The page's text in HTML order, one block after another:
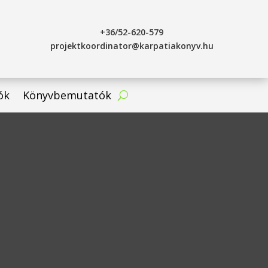
+36/52-620-579
projektkoordinator@karpatiakonyv.hu
Könyvbemutatók